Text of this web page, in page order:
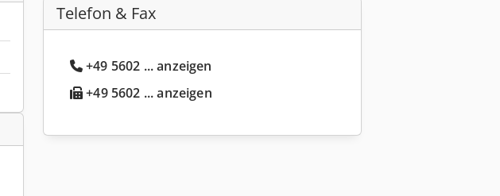
Telefon & Fax
+49 5602 ... anzeigen
+49 5602 ... anzeigen